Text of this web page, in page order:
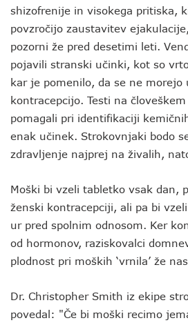
shizofrenije in visokega pritiska,
povzročijo zaustavitev
pozorni že pred desetimi leti.
pojavili stranski učinki, kot so
kar je pomenilo, da se ne morejo
kontracepcijo. Testi na
pomagali pri identifikaciji
enak učinek. Strokovnjaki bodo
zdravljenje najprej na živalih,
Moški bi vzeli tabletko vsak dan,
ženski kontracepciji, ali pa bi
ur pred spolnim odnosom. Ker
od hormonov, raziskovalci
plodnost pri moških ‘vrnila’ že
Dr. Christopher Smith iz ekipe
povedal: "Če bi moški recimo